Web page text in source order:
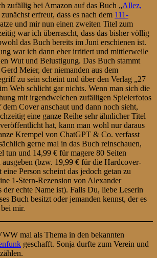
zufällig bei Amazon auf das Buch „Allez,
erfreut, dass es nach dem 111-
und mir nun einen zweiten Titel zum
war ich überrascht, dass das bisher völlig
das Buch bereits im Juni erschienen ist.
war ich dann eher irritiert und mittlerweile
Wut und Belustigung. Das Buch stammt
Meier, der niemanden aus dem
zu sein scheint und über den Verlag „27
Web schlicht gar nichts. Wenn man sich die
mit irgendwelchen zufälligen Spielerfotos
dem Cover anschaut und dann noch sieht,
eine ganze Reihe sehr ähnlicher Titel
hat, kann man wohl nur daraus
Krempel von ChatGPT & Co. verfasst
gerne mal in das Buch reinschauen,
tun und 14,99 € für magere 80 Seiten
(bzw. 19,99 € für die Hardcover-
Person scheint das jedoch getan zu
1-Stern-Rezension von Alexander
der echte Name ist). Falls Du, liebe Leserin
Buch besitzt oder jemanden kennst, der es
mir.
mal als Thema in den bekannten
geschafft. Sonja durfte zum Verein und